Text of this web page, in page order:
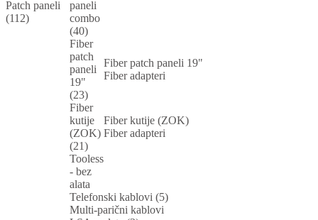
Patch paneli
(112)
paneli
combo
(40)
Fiber
patch
paneli
19"
(23)
Fiber patch paneli 19"
Fiber adapteri
Fiber
kutije
(ZOK)
(21)
Fiber kutije (ZOK)
Fiber adapteri
Tooless
- bez
alata
Telefonski kablovi (5)
Multi-parični kablovi